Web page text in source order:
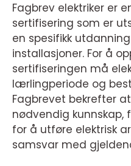
Fagbrev elektriker er
sertifisering som er
en spesifikk
installasjoner. For å
sertifiseringen må
lærlingperiode og
Fagbrevet bekrefter
nødvendig
for å utføre elektrisk
samsvar med